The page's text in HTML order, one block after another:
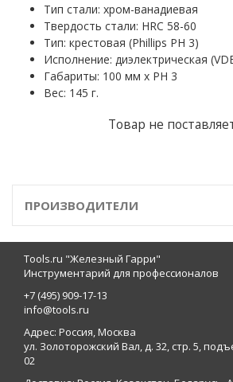
Тип стали: хром-ванадиевая
Твердость стали: HRC 58-60
Тип: крестовая (Phillips PH 3)
Исполнение: диэлектрическая
Габариты: 100 мм x PH 3
Вес: 145 г.
Товар не
ПРОИЗВОДИТЕЛИ
Tools.ru "Железный Гарри"
Инструментарий для профессионалов
+7 (495) 909-17-13
info@tools.ru
Адрес: Россия, Москва
ул. Золоторожский Вал, д. 32, стр. 5,
02